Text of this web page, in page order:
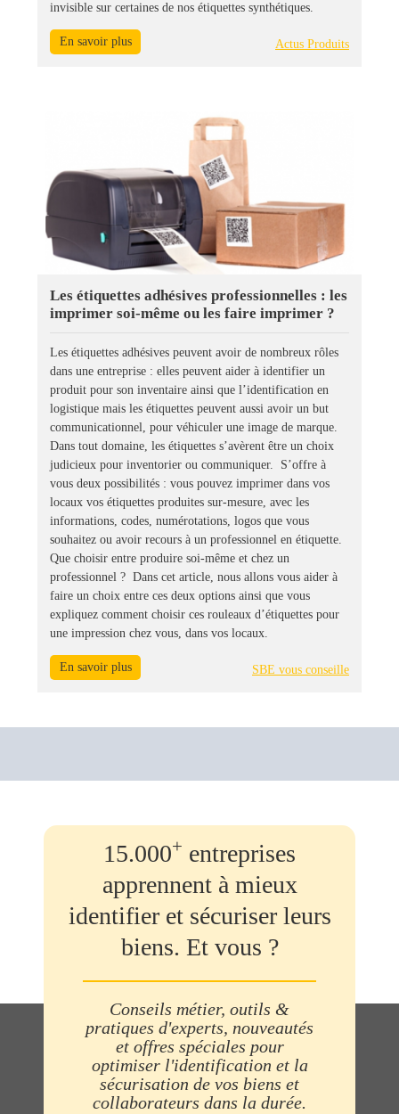
invisible sur certaines de nos étiquettes synthétiques.
En savoir plus Actus Produits
Les étiquettes adhésives professionnelles : les
imprimer soi-même ou les faire imprimer ?
Les étiquettes adhésives peuvent avoir de nombreux rôles
dans une entreprise : elles peuvent aider à identifier un
produit pour son inventaire ainsi que l’identification en
logistique mais les étiquettes peuvent aussi avoir un but
communicationnel, pour véhiculer une image de marque.
Dans tout domaine, les étiquettes s’avèrent être un choix
judicieux pour inventorier ou communiquer. S’offre à
vous deux possibilités : vous pouvez imprimer dans vos
locaux vos étiquettes produites sur-mesure, avec les
informations, codes, numérotations, logos que vous
souhaitez ou avoir recours à un professionnel en étiquette.
Que choisir entre produire soi-même et chez un
professionnel ? Dans cet article, nous allons vous aider à
faire un choix entre ces deux options ainsi que vous
expliquez comment choisir ces rouleaux d’étiquettes pour
une impression chez vous, dans vos locaux.
En savoir plus SBE vous conseille
15.000+ entreprises
apprennent à mieux
identifier et sécuriser leurs
biens. Et vous ?
Conseils métier, outils &
pratiques d'experts, nouveautés
et offres spéciales pour
optimiser l'identification et la
sécurisation de vos biens et
collaborateurs dans la durée.